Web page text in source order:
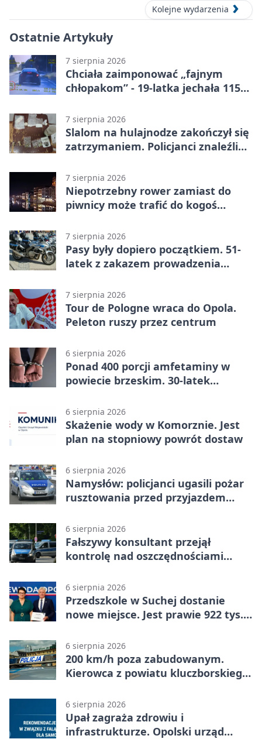
Kolejne wydarzenia
Ostatnie Artykuły
7 sierpnia 2026
Chciała zaimponować „fajnym
chłopakom” - 19-latka jechała 115
7 sierpnia 2026
Slalom na hulajnodze zakończył się
zatrzymaniem. Policjanci znaleźli
7 sierpnia 2026
Niepotrzebny rower zamiast do
piwnicy może trafić do kogoś
7 sierpnia 2026
Pasy były dopiero początkiem. 51-
latek z zakazem prowadzenia
7 sierpnia 2026
Tour de Pologne wraca do Opola.
Peleton ruszy przez centrum
6 sierpnia 2026
Ponad 400 porcji amfetaminy w
powiecie brzeskim. 30-latek
6 sierpnia 2026
Skażenie wody w Komorznie. Jest
plan na stopniowy powrót dostaw
6 sierpnia 2026
Namysłów: policjanci ugasili pożar
rusztowania przed przyjazdem
6 sierpnia 2026
Fałszywy konsultant przejął
kontrolę nad oszczędnościami
6 sierpnia 2026
Przedszkole w Suchej dostanie
nowe miejsce. Jest prawie 922 tys.
6 sierpnia 2026
200 km/h poza zabudowanym.
Kierowca z powiatu kluczborskiego
6 sierpnia 2026
Upał zagraża zdrowiu i
infrastrukturze. Opolski urząd